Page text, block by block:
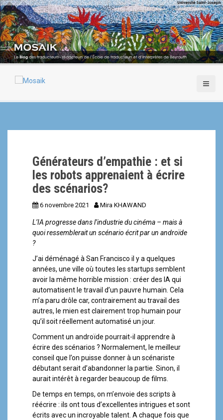
A
l
l
e
r
a
Générateurs d’empathie : et si
les robots apprenaient à écrire
des scénarios?
6 novembre 2021 Mira KHAWAND
L’IA progresse dans l’industrie du cinéma – mais à
quoi ressemblerait un scénario écrit par un androïde
?
J’ai déménagé à San Francisco il y a quelques
années, une ville où toutes les startups semblent
avoir la même horrible mission : créer des IA qui
automatisent le travail d’un pauvre humain. Cela
m’a paru drôle car, contrairement au travail des
autres, le mien est clairement trop humain pour
qu’il soit réellement automatisé un jour.
Comment un androïde pourrait-il apprendre à
écrire des scénarios ? Normalement, le meilleur
conseil que l’on puisse donner à un scénariste
débutant serait d’abandonner la partie. Sinon, il
aurait intérêt à regarder beaucoup de films.
De temps en temps, on m’envoie des scripts à
réécrire : ils ont tous d’excellentes intrigues et sont
écrits avec un incroyable talent. A chaque fois que